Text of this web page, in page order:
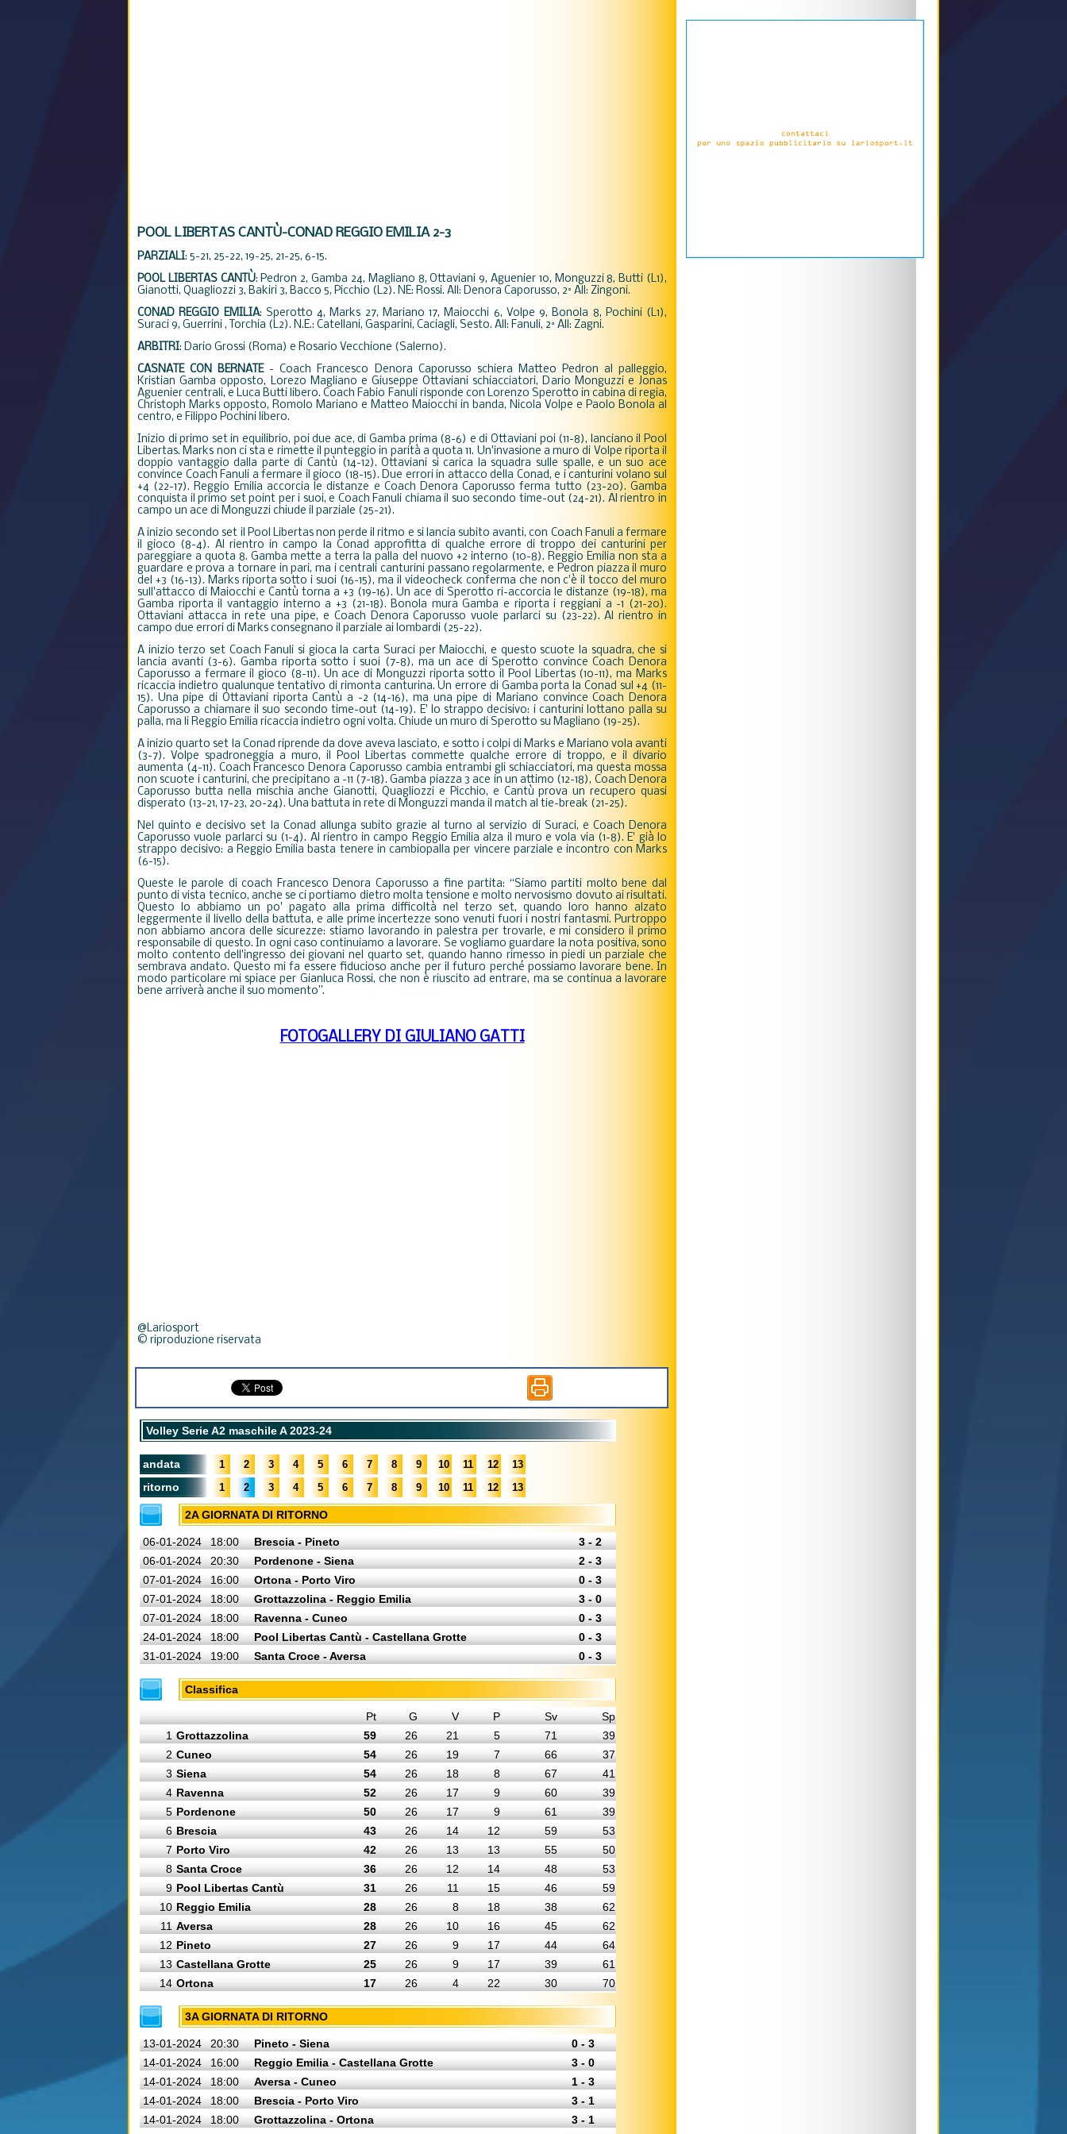
POOL LIBERTAS CANTÙ-CONAD REGGIO EMILIA 2-3
PARZIALI: 5-21, 25-22, 19-25, 21-25, 6-15.
POOL LIBERTAS CANTÙ:Pedron 2, Gamba 24, Magliano 8, Ottaviani 9, Aguenier 10, Monguzzi 8, Butti (L1),
Gianotti, Quagliozzi 3, Bakiri 3, Bacco 5, Picchio (L2). NE: Rossi. All: Denora Caporusso, 2° All: Zingoni.
CONAD REGGIO EMILIA: Sperotto 4, Marks 27, Mariano 17, Maiocchi 6, Volpe 9, Bonola 8, Pochini (L1),
Suraci 9, Guerrini , Torchia (L2). N.E.: Catellani, Gasparini, Caciagli, Sesto. All: Fanuli, 2° All: Zagni.
ARBITRI: Dario Grossi (Roma) e Rosario Vecchione (Salerno).
CASNATE CON BERNATE-Coach Francesco Denora Caporusso schiera Matteo Pedron al palleggio,
Kristian Gamba opposto, Lorezo Magliano e Giuseppe Ottaviani schiacciatori, Dario Monguzzi e Jonas
Aguenier centrali, e Luca Butti libero. Coach Fabio Fanuli risponde con Lorenzo Sperotto in cabina di regia,
Christoph Marks opposto, Romolo Mariano e Matteo Maiocchi in banda, Nicola Volpe e Paolo Bonola al
centro, e Filippo Pochini libero.
Inizio di primo set in equilibrio, poi due ace, di Gamba prima (8-6) e di Ottaviani poi (11-8), lanciano il Pool
Libertas. Marks non ci sta e rimette il punteggio in parità a quota 11. Un'invasione a muro di Volpe riporta il
doppio vantaggio dalla parte di Cantù (14-12). Ottaviani si carica la squadra sulle spalle, e un suo ace
convince Coach Fanuli a fermare il gioco (18-15). Due errori in attacco della Conad, e i canturini volano sul
+4 (22-17). Reggio Emilia accorcia le distanze e Coach Denora Caporusso ferma tutto (23-20). Gamba
conquista il primo set point per i suoi, e Coach Fanuli chiama il suo secondo time-out (24-21). Al rientro in
campo un ace di Monguzzi chiude il parziale (25-21).
A inizio secondo set il Pool Libertas non perde il ritmo e si lancia subito avanti, con Coach Fanuli a fermare
il gioco (8-4). Al rientro in campo la Conad approfitta di qualche errore di troppo dei canturini per
pareggiare a quota 8. Gamba mette a terra la palla del nuovo +2 interno (10-8). Reggio Emilia non sta a
guardare e prova a tornare in pari, ma i centrali canturini passano regolarmente, e Pedron piazza il muro
del +3 (16-13). Marks riporta sotto i suoi (16-15), ma il videocheck conferma che non c'è il tocco del muro
sull'attacco di Maiocchi e Cantù torna a +3 (19-16). Un ace di Sperotto ri-accorcia le distanze (19-18), ma
Gamba riporta il vantaggio interno a +3 (21-18). Bonola mura Gamba e riporta i reggiani a -1 (21-20).
Ottaviani attacca in rete una pipe, e Coach Denora Caporusso vuole parlarci su (23-22). Al rientro in
campo due errori di Marks consegnano il parziale ai lombardi (25-22).
A inizio terzo set Coach Fanuli si gioca la carta Suraci per Maiocchi, e questo scuote la squadra, che si
lancia avanti (3-6). Gamba riporta sotto i suoi (7-8), ma un ace di Sperotto convince Coach Denora
Caporusso a fermare il gioco (8-11). Un ace di Monguzzi riporta sotto il Pool Libertas (10-11), ma Marks
ricaccia indietro qualunque tentativo di rimonta canturina. Un errore di Gamba porta la Conad sul +4 (11-
15). Una pipe di Ottaviani riporta Cantù a -2 (14-16), ma una pipe di Mariano convince Coach Denora
Caporusso a chiamare il suo secondo time-out (14-19). E' lo strappo decisivo: i canturini lottano palla su
palla, ma li Reggio Emilia ricaccia indietro ogni volta. Chiude un muro di Sperotto su Magliano (19-25).
A inizio quarto set la Conad riprende da dove aveva lasciato, e sotto i colpi di Marks e Mariano vola avanti
(3-7). Volpe spadroneggia a muro, il Pool Libertas commette qualche errore di troppo, e il divario
aumenta (4-11). Coach Francesco Denora Caporusso cambia entrambi gli schiacciatori, ma questa mossa
non scuote i canturini, che precipitano a -11 (7-18). Gamba piazza 3 ace in un attimo (12-18), Coach Denora
Caporusso butta nella mischia anche Gianotti, Quagliozzi e Picchio, e Cantù prova un recupero quasi
disperato (13-21, 17-23, 20-24). Una battuta in rete di Monguzzi manda il match al tie-break (21-25).
Nel quinto e decisivo set la Conad allunga subito grazie al turno al servizio di Suraci, e Coach Denora
Caporusso vuole parlarci su (1-4). Al rientro in campo Reggio Emilia alza il muro e vola via (1-8). E' già lo
strappo decisivo: a Reggio Emilia basta tenere in cambiopalla per vincere parziale e incontro con Marks
(6-15).
Queste le parole di coach Francesco Denora Caporusso a fine partita: “Siamo partiti molto bene dal
punto di vista tecnico, anche se ci portiamo dietro molta tensione e molto nervosismo dovuto ai risultati.
Questo lo abbiamo un po' pagato alla prima difficoltà nel terzo set, quando loro hanno alzato
leggermente il livello della battuta, e alle prime incertezze sono venuti fuori i nostri fantasmi. Purtroppo
non abbiamo ancora delle sicurezze: stiamo lavorando in palestra per trovarle, e mi considero il primo
responsabile di questo. In ogni caso continuiamo a lavorare. Se vogliamo guardare la nota positiva, sono
molto contento dell'ingresso dei giovani nel quarto set, quando hanno rimesso in piedi un parziale che
sembrava andato. Questo mi fa essere fiducioso anche per il futuro perché possiamo lavorare bene. In
modo particolare mi spiace per Gianluca Rossi, che non è riuscito ad entrare, ma se continua a lavorare
bene arriverà anche il suo momento”.
FOTOGALLERY DI GIULIANO GATTI
@Lariosport
© riproduzione riservata
Volley Serie A2 maschile A 2023-24
andata 1 2 3 4 5 6 7 8 9 10 11 12 13
ritorno 1 2 3 4 5 6 7 8 9 10 11 12 13
2A GIORNATA DI RITORNO
06-01-2024 18:00 Brescia - Pineto
3 - 2
06-01-2024
20:30 Pordenone - Siena
2 - 3
07-01-2024
16:00 Ortona - Porto Viro
0 - 3
07-01-2024
18:00 Grottazzolina - Reggio Emilia
3 - 0
07-01-2024
18:00 Ravenna - Cuneo
0 - 3
24-01-2024
18:00 Pool Libertas Cantù - Castellana Grotte
0 - 3
31-01-2024
19:00 Santa Croce - Aversa 0 - 3
Classifica
Pt G V P Sv
Sp
1 Grottazzolina 59 26 21 5 71
39
2 Cuneo 54 26 19 7 66
37
3 Siena 54 26 18 8 67
41
4 Ravenna 52 26 17 9 60
39
5 Pordenone 50 26 17 9 61
39
6 Brescia 43 26 14 12 59
53
7 Porto Viro 42 26 13 13 55
50
8 Santa Croce 36 26 12 14 48
53
9 Pool Libertas Cantù 31 26 11 15 46
59
10 Reggio Emilia 28 26 8 18 38
62
11 Aversa 28 26 10 16 45
62
12 Pineto 27 26 9 17 44
64
13 Castellana Grotte 25 26 9 17 39
61
14 Ortona 17 26 4 22 30 70
3A GIORNATA DI RITORNO
13-01-2024 20:30 Pineto - Siena
0 - 3
14-01-2024
16:00 Reggio Emilia - Castellana Grotte
3 - 0
14-01-2024
18:00 Aversa - Cuneo
1 - 3
14-01-2024
18:00 Brescia - Porto Viro
3 - 1
14-01-2024
18:00 Grottazzolina - Ortona
3 - 1